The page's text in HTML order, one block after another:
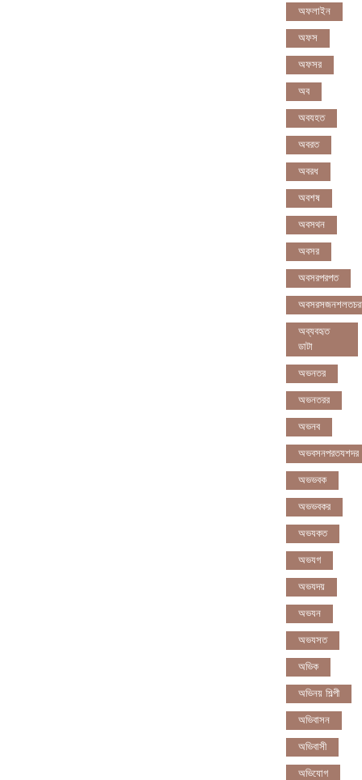
অফলাইন
অফস
অফসর
অব
অবযহত
অবরত
অবরধ
অবশষ
অবসথন
অবসর
অবসরপরপত
অব্যবহৃত
ডাটা
অভনতর
অভনতরর
অভনব
অভবসনপরতযশদর
অভভবক
অভভবকর
অভযকত
অভযগ
অভযদয়
অভযন
অভযসত
অভিক
অভিনয় শিল্পী
অভিবাসন
অভিবাসী
অভিযোগ